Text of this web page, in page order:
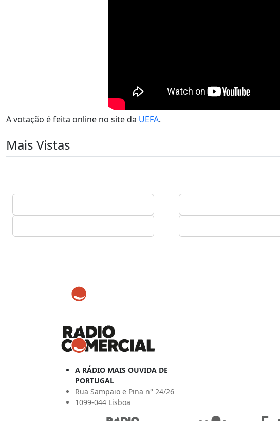
A votação é feita online no site da UEFA.
Mais Vistas
A RÁDIO MAIS OUVIDA DE
PORTUGAL
Rua Sampaio e Pina n° 24/26
1099-044 Lisboa